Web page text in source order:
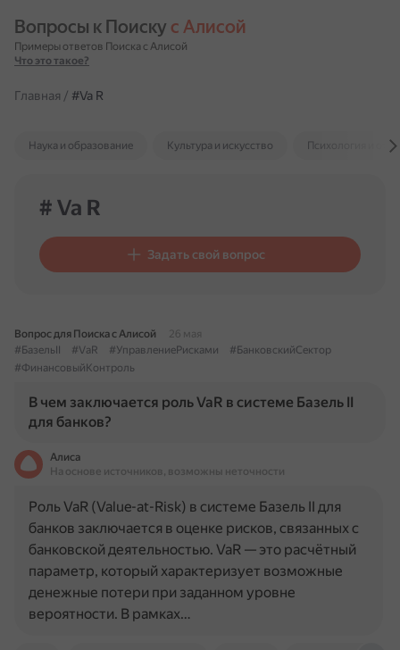
Вопросы к Поиску с Алисой
Примеры ответов Поиска с Алисой
Что это такое?
Главная / #Va R
Наука и образование Культура и искусство Психология и
# Va R
Задать свой вопрос
Вопрос для Поиска с Алисой
26 мая
#БазельII
#VaR #УправлениеРисками
#БанковскийСектор
#ФинансовыйКонтроль
В чем заключается роль VaR в системе Базель II
для банков?
Алиса
На основе источников, возможны неточности
Роль VaR (Value-at-Risk) в системе Базель II для
банков заключается в оценке рисков, связанных с
банковской деятельностью. VaR — это расчётный
параметр, который характеризует возможные
денежные потери при заданном уровне
вероятности. В рамках…